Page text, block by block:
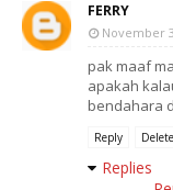
FERRY
November
pak maaf
apakah
bendahara
Reply Delete
Replies